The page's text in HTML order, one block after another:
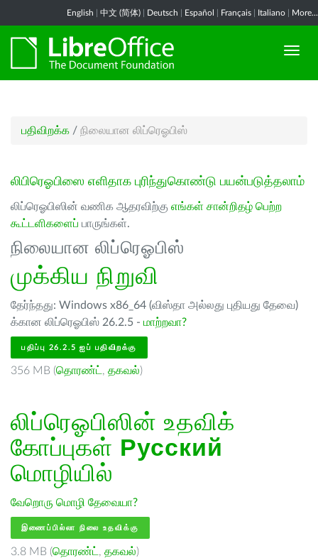
English 中文 (简体) Deutsch Español Français Italiano More...
பதிவிறக்க / நிலையான லிப்ரெஓபிஸ்
லிபிரெஓபிஸை எளிதாக புரிந்துகொண்டு பயன்படுத்தலாம்
லிப்ரெஓபிஸின் வணிக ஆதரவிற்கு எங்கள் சான்றிதழ் பெற்ற
கூட்டளிகளைப் பாருங்கள்.
நிலையான லிப்ரெஓபிஸ்
முக்கிய நிறுவி
தேர்ந்தது: Windows x86_64 (விஸ்தா அல்லது புதியது தேவை)
க்கான லிப்ரெஓபிஸ் 26.2.5 - மாற்றவா?
பதிப்பு 26.2.5 ஐப் பதிவிறக்கு
356 MB (தொரண்ட் , தகவல்)
லிப்ரெஓபிஸின் உதவிக்
கோப்புகள் Русский
மொழியில்
வேறொரு மொழி தேவையா?
இணைப்பில்லா நிலை உதவிக்கு
3.8 MB (தொரண்ட் , தகவல்)